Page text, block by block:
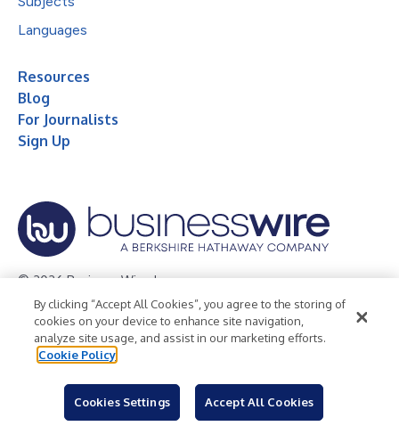
Languages
Resources
Blog
For Journalists
Sign Up
© 2026 Business Wire, Inc.
Privacy Policy Cookie Policy
Accessibility Statement
Terms of Use
Legal
By clicking “Accept All Cookies”, you agree to the storing of
cookies on your device to enhance site navigation,
analyze site usage, and assist in our marketing efforts.
Cookie Policy
Cookies Settings Accept All Cookies